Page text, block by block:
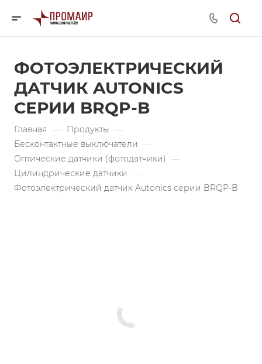
ФОТОЭЛЕКТРИЧЕСКИЙ
ДАТЧИК AUTONICS
СЕРИИ BRQP-B
Главная — Продукты —
Бесконтактные выключатели —
Оптические датчики (фотодатчики) —
Цилиндрические датчики —
Фотоэлектрический датчик Autonics серии BRQP-B